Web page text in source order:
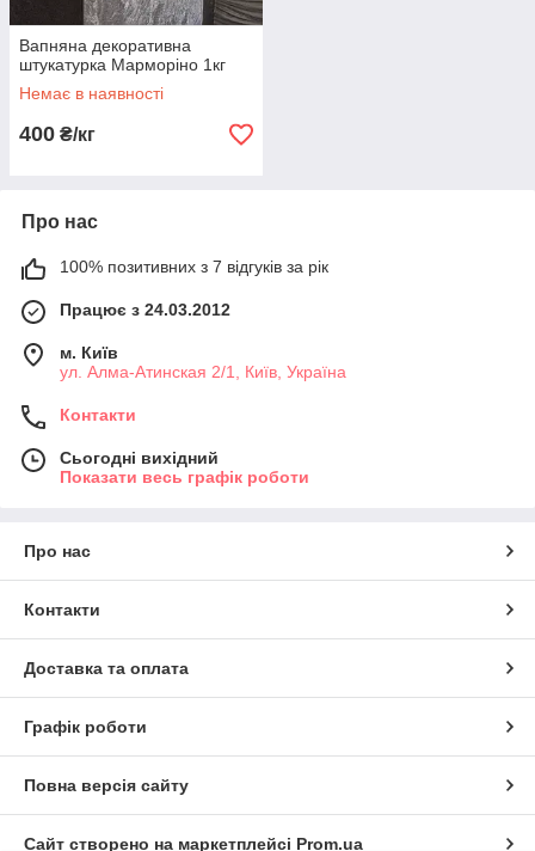
Вапняна декоративна
штукатурка Марморіно 1кг
Немає в наявності
400 ₴/кг
Про нас
100% позитивних з 7 відгуків за рік
Працює з 24.03.2012
м. Київ
ул. Алма-Атинская 2/1, Київ, Україна
Контакти
Сьогодні вихідний
Показати весь графік роботи
Про нас
Контакти
Доставка та оплата
Графік роботи
Повна версія сайту
Сайт створено на маркетплейсі Prom.ua